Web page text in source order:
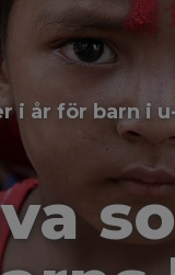
i år för barn i